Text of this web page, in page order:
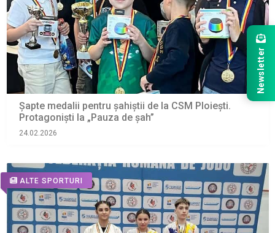
Șapte medalii pentru șahiștii de la CSM Ploiești.
Protagoniști la „Pauza de şah”
24.02.2026
ALTE SPORTURI
Newsletter